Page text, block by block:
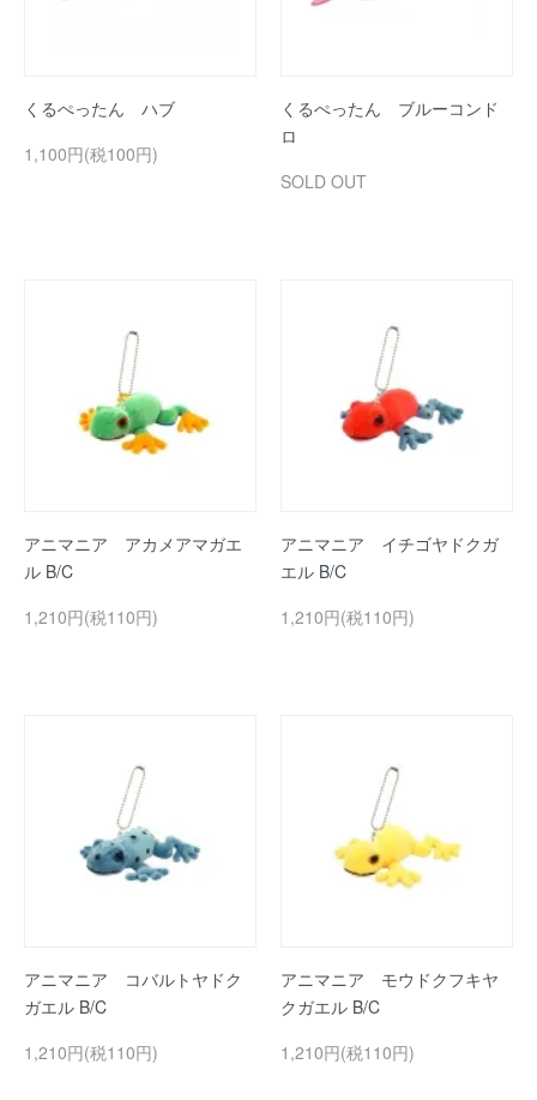
くるぺったん ハブ
1,100円(税100円)
くるぺったん ブルーコンド
ロ
SOLD OUT
アニマニア アカメアマガエ
ル B/C
1,210円(税110円)
アニマニア イチゴヤドクガ
エル B/C
1,210円(税110円)
アニマニア コバルトヤドク
ガエル B/C
1,210円(税110円)
アニマニア モウドクフキヤ
クガエル B/C
1,210円(税110円)